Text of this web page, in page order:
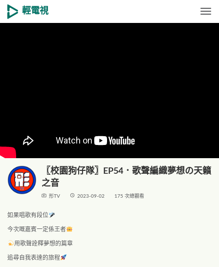
輕電視
〖校園狗仔隊〗EP54．歌聲編織夢想の天籟
之音
live_tv 形TV access_time 2023-09-02 175 次總觀看
如果唱歌有段位
今次嘅嘉賓一定係王者
用歌聲詮釋夢想的篇章
追尋自我表達的旅程